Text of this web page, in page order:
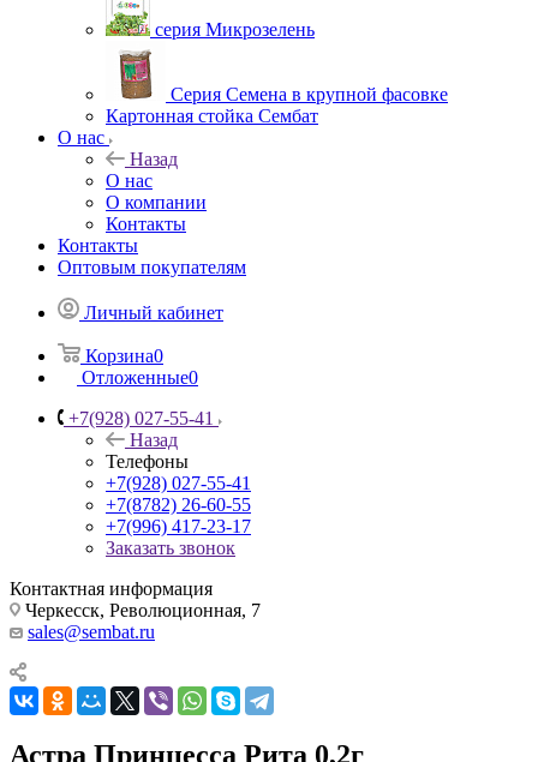
серия Микрозелень
Серия Семена в крупной фасовке
Картонная стойка Сембат
О нас
Назад
О нас
О компании
Контакты
Контакты
Оптовым покупателям
Личный кабинет
Корзина0
Отложенные0
+7(928) 027-55-41
Назад
Телефоны
+7(928) 027-55-41
+7(8782) 26-60-55
+7(996) 417-23-17
Заказать звонок
Контактная информация
Черкесск, Революционная, 7
sales@sembat.ru
Астра Принцесса Рита 0,2г